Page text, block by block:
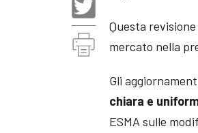
Questa
mercato nella
Gli
chiara e
ESMA sulle